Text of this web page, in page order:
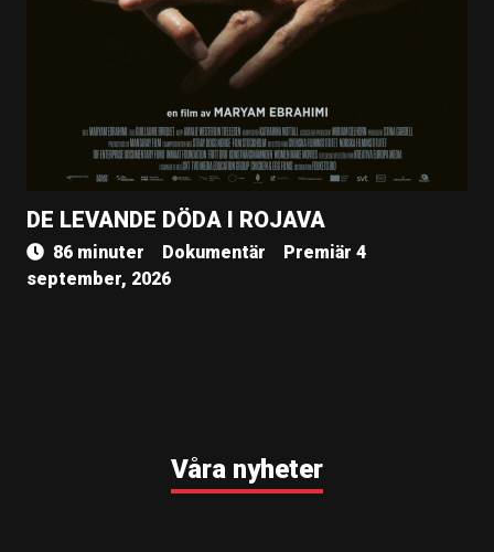
DE LEVANDE DÖDA I ROJAVA
86 minuter Dokumentär
Premiär 4
september, 2026
Våra nyheter